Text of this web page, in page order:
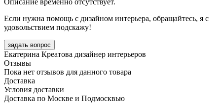
Если нужна помощь с дизайном интерьера, обращайтесь, я с
удовольствием подскажу!
задать вопрос
Екатерина Креатова дизайнер интерьеров
Отзывы
Пока нет отзывов для данного товара
Доставка
Условия доставки
Доставка по Москве и Подмосквью